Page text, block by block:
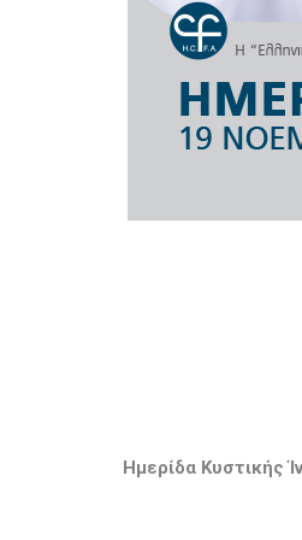
Ημερίδα Κυστικής